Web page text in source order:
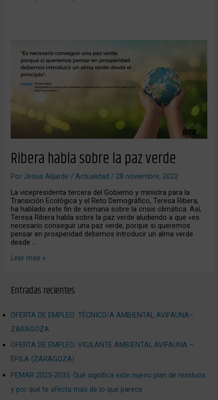
Ribera habla sobre la paz verde
Por Jesus Alijarde/Actualidad / 28 noviembre, 2022
La vicepresidenta tercera del Gobierno y ministra para la
Transición Ecológica y el Reto Demográfico, Teresa Ribera,
ha hablado este fin de semana sobre la crisis climática. Así,
Teresa Ribera habla sobre la paz verde aludiendo a que «es
necesario conseguir una paz verde, porque si queremos
pensar en prosperidad debemos introducir un alma verde
desde …
habla
sobre
paz
verde
Leer más »
Entradas recientes
OFERTA DE EMPLEO: TÉCNICO/A AMBIENTAL AVIFAUNA–
ZARAGOZA
OFERTA DE EMPLEO: VIGILANTE AMBIENTAL AVIFAUNA –
ÉPILA (ZARAGOZA)
PEMAR 2025‑2035: Qué significa este nuevo plan de residuos
y por qué te afecta más de lo que parece